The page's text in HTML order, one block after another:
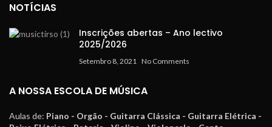
NOTÍCIAS
Inscrições abertas – Ano lectivo
2025/2026
Setembro 8, 2021 No Comments
A NOSSA ESCOLA DE MÚSICA
Aulas de: Piano - Orgão - Guitarra Clássica - Guitarra Elétrica -